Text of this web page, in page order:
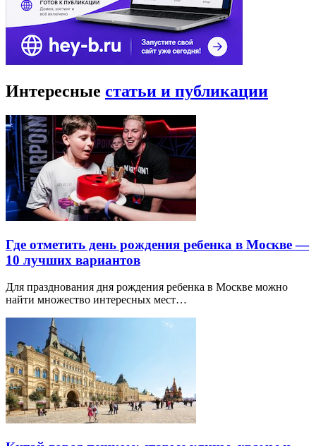
Интересные статьи и публикации
Где отметить день рождения ребенка в Москве —
10 лучших вариантов
Для празднования дня рождения ребенка в Москве можно
найти множество интересных мест…